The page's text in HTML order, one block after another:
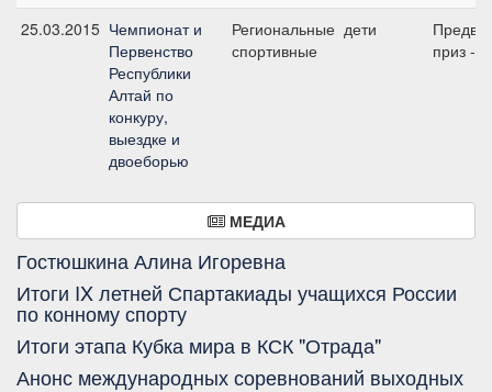
25.03.2015 Чемпионат и
Первенство
Республики
Алтай по
конкуру,
выездке и
двоеборью
Региональные
спортивные
дети
приз -
МЕДИА
Гостюшкина Алина Игоревна
Итоги IX летней Спартакиады учащихся России
по конному спорту
Итоги этапа Кубка мира в КСК "Отрада"
Анонс международных соревнований выходных